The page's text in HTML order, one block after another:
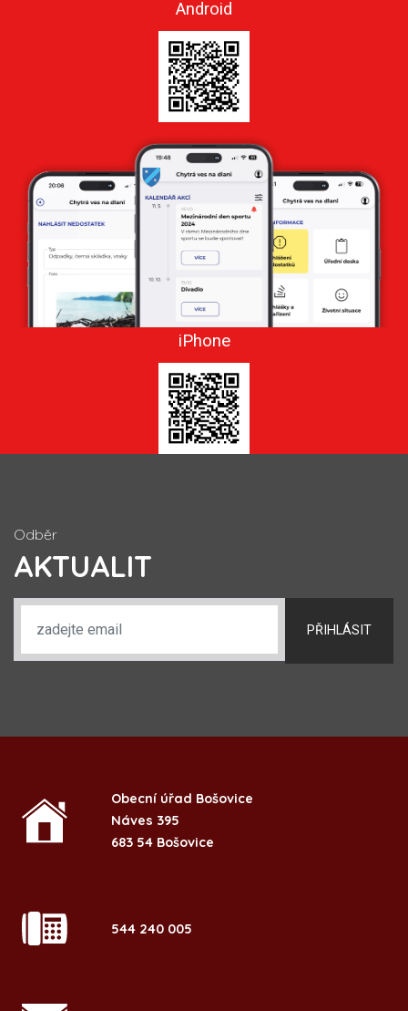
Android
iPhone
Odběr
AKTUALIT
PŘIHLÁSIT
Obecní úřad Bošovice
Náves 395
683 54 Bošovice
544 240 005